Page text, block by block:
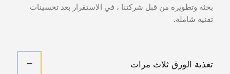
بحثه وتطويره من قبل شركتنا ، في الاستقرار بعد تحسينات
تقنية شاملة.
تغذية الورق ثلاث مرات